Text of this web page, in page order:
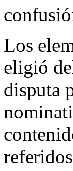
Los
eligió
disputa